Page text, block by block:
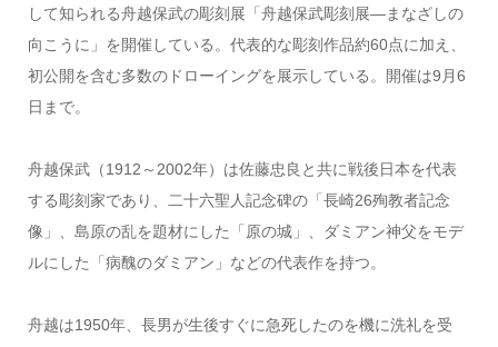
して知られる舟越保武の彫刻展「舟越保武彫刻展―まなざしの
向こうに」を開催している。代表的な彫刻作品約60点に加え、
初公開を含む多数のドローイングを展示している。開催は9月6
日まで。
舟越保武（1912～2002年）は佐藤忠良と共に戦後日本を代表
する彫刻家であり、二十六聖人記念碑の「長崎26殉教者記念
像」、島原の乱を題材にした「原の城」、ダミアン神父をモデ
ルにした「病醜のダミアン」などの代表作を持つ。
舟越は1950年、長男が生後すぐに急死したのを機に洗礼を受